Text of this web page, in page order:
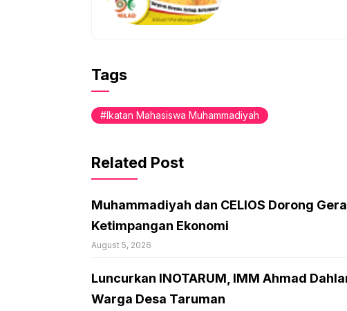
Tags
Ikatan Mahasiswa Muhammadiyah
Related Post
Muhammadiyah dan CELIOS Dorong
Ketimpangan Ekonomi
August 5, 2026
Luncurkan INOTARUM, IMM Ahmad
Warga Desa Taruman